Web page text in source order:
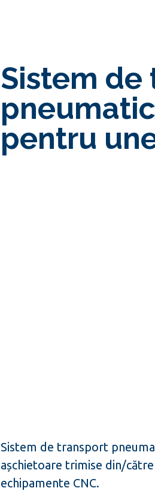
Sistem
pneumatic
pentru
Sistem de transport
așchietoare trimise din/
echipamente CNC.